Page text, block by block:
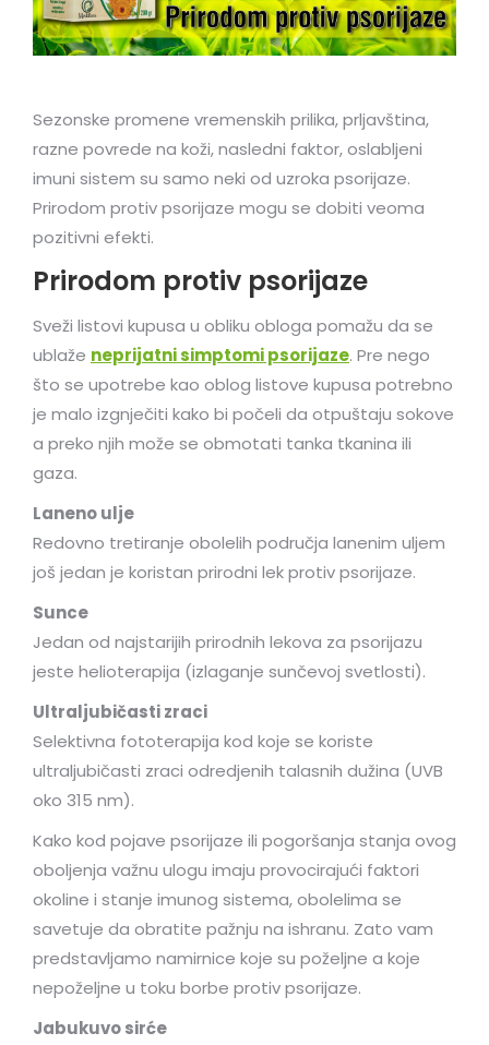
Sezonske promene vremenskih prilika, prljavština,
razne povrede na koži, nasledni faktor, oslabljeni
imuni sistem su samo neki od uzroka psorijaze.
Prirodom protiv psorijaze mogu se dobiti veoma
pozitivni efekti.
Prirodom protiv psorijaze
Sveži listovi kupusa u obliku obloga pomažu da se
ublaže neprijatni simptomi psorijaze. Pre nego
što se upotrebe kao oblog listove kupusa potrebno
je malo izgnječiti kako bi počeli da otpuštaju sokove
a preko njih može se obmotati tanka tkanina ili
gaza.
Laneno ulje
Redovno tretiranje obolelih područja lanenim uljem
još jedan je koristan prirodni lek protiv psorijaze.
Sunce
Jedan od najstarijih prirodnih lekova za psorijazu
jeste helioterapija (izlaganje sunčevoj svetlosti).
Ultraljubičasti zraci
Selektivna fototerapija kod koje se koriste
ultraljubičasti zraci odredjenih talasnih dužina (UVB
oko 315 nm).
Kako kod pojave psorijaze ili pogoršanja stanja ovog
oboljenja važnu ulogu imaju provocirajući faktori
okoline i stanje imunog sistema, obolelima se
savetuje da obratite pažnju na ishranu. Zato vam
predstavljamo namirnice koje su poželjne a koje
nepoželjne u toku borbe protiv psorijaze.
Jabukuvo sirće